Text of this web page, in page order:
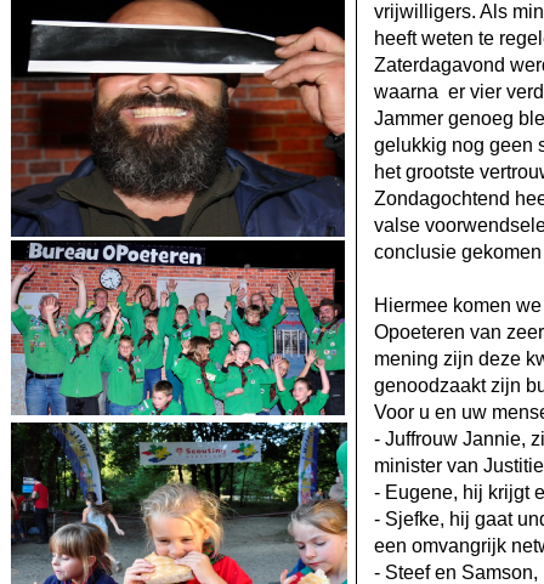
vrijwilligers. Als
heeft weten te
Zaterdagavond
waarna er vier
Jammer genoeg
gelukkig nog geen
het grootste
Zondagochtend
valse
conclusie
Hiermee komen
Opoeteren van
mening zijn deze
genoodzaakt zijn
Voor u en uw
- Juffrouw Jannie,
minister van Justitie
- Eugene, hij krijgt
- Sjefke, hij gaat
een omvangrijk
- Steef en